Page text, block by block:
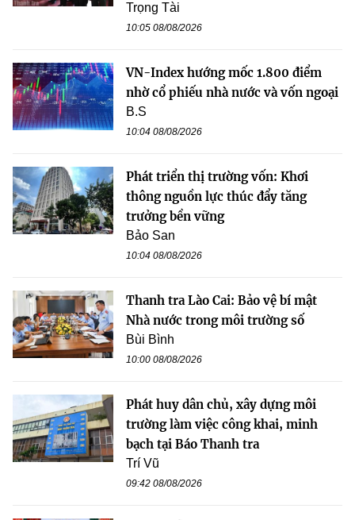
Trọng Tài
10:05 08/08/2026
VN-Index hướng mốc 1.800 điểm
nhờ cổ phiếu nhà nước và vốn ngoại
B.S
10:04 08/08/2026
Phát triển thị trường vốn: Khơi
thông nguồn lực thúc đẩy tăng
trưởng bền vững
Bảo San
10:04 08/08/2026
Thanh tra Lào Cai: Bảo vệ bí mật
Nhà nước trong môi trường số
Bùi Bình
10:00 08/08/2026
Phát huy dân chủ, xây dựng môi
trường làm việc công khai, minh
bạch tại Báo Thanh tra
Trí Vũ
09:42 08/08/2026